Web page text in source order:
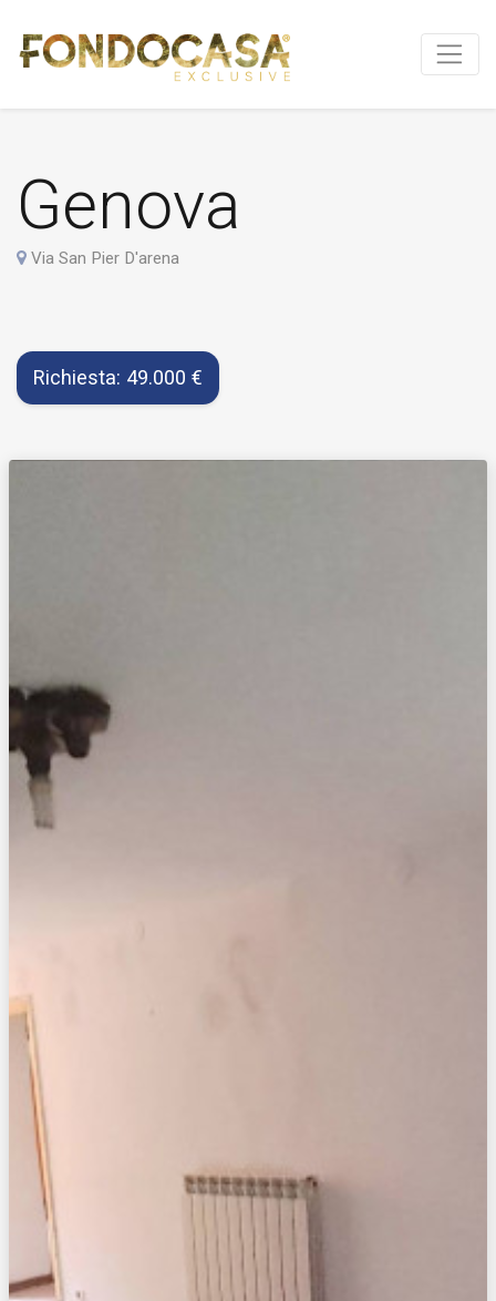
Genova
Via San Pier D'arena
Richiesta: 49.000 €